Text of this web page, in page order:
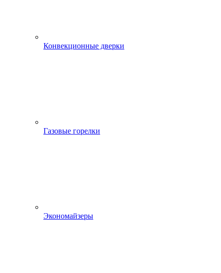
Конвекционные дверки
Газовые горелки
Экономайзеры